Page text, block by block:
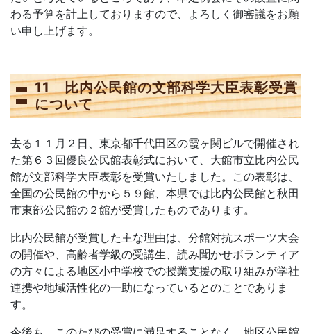
わる予算を計上しておりますので、よろしく御審議をお願
い申し上げます。
11 比内公民館の文部科学大臣表彰受賞
について
去る１１月２日、東京都千代田区の霞ヶ関ビルで開催され
た第６３回優良公民館表彰式において、大館市立比内公民
館が文部科学大臣表彰を受賞いたしました。この表彰は、
全国の公民館の中から５９館、本県では比内公民館と秋田
市東部公民館の２館が受賞したものであります。
比内公民館が受賞した主な理由は、分館対抗スポーツ大会
の開催や、高齢者学級の受講生、読み聞かせボランティア
の方々による地区小中学校での授業支援の取り組みが学社
連携や地域活性化の一助になっているとのことでありま
す。